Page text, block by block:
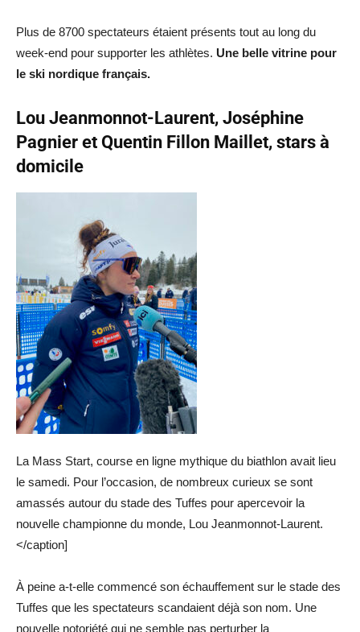
Plus de 8700 spectateurs étaient présents tout au long du
week-end pour supporter les athlètes. Une belle vitrine pour
le ski nordique français.
Lou Jeanmonnot-Laurent, Joséphine
Pagnier et Quentin Fillon Maillet, stars à
domicile
La Mass Start, course en ligne mythique du biathlon avait lieu
le samedi. Pour l’occasion, de nombreux curieux se sont
amassés autour du stade des Tuffes pour apercevoir la
nouvelle championne du monde, Lou Jeanmonnot-Laurent.
</caption]
À peine a-t-elle commencé son échauffement sur le stade des
Tuffes que les spectateurs scandaient déjà son nom. Une
nouvelle notoriété qui ne semble pas perturber la